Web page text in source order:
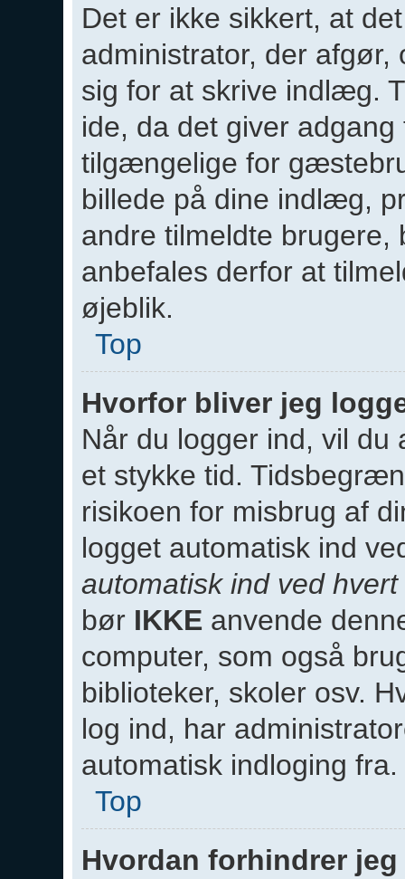
Det er ikke sikkert, at
administrator, der
sig for at skrive indlæg.
ide, da det giver
tilgængelige for
billede på dine indlæg,
andre tilmeldte brugere,
anbefales derfor at
øjeblik.
Top
Hvorfor bliver jeg
Når du logger ind, vil du
et stykke tid.
risikoen for misbrug af
logget automatisk ind
automatisk ind ved
bør IKKE anvende
computer, som også
biblioteker, skoler osv.
log ind, har
automatisk indloging fra.
Top
Hvordan forhindrer